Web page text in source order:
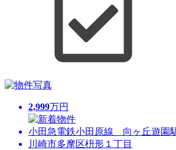
2,999万円
小田急電鉄小田原線 向ヶ丘遊園
川崎市多摩区枡形１丁目